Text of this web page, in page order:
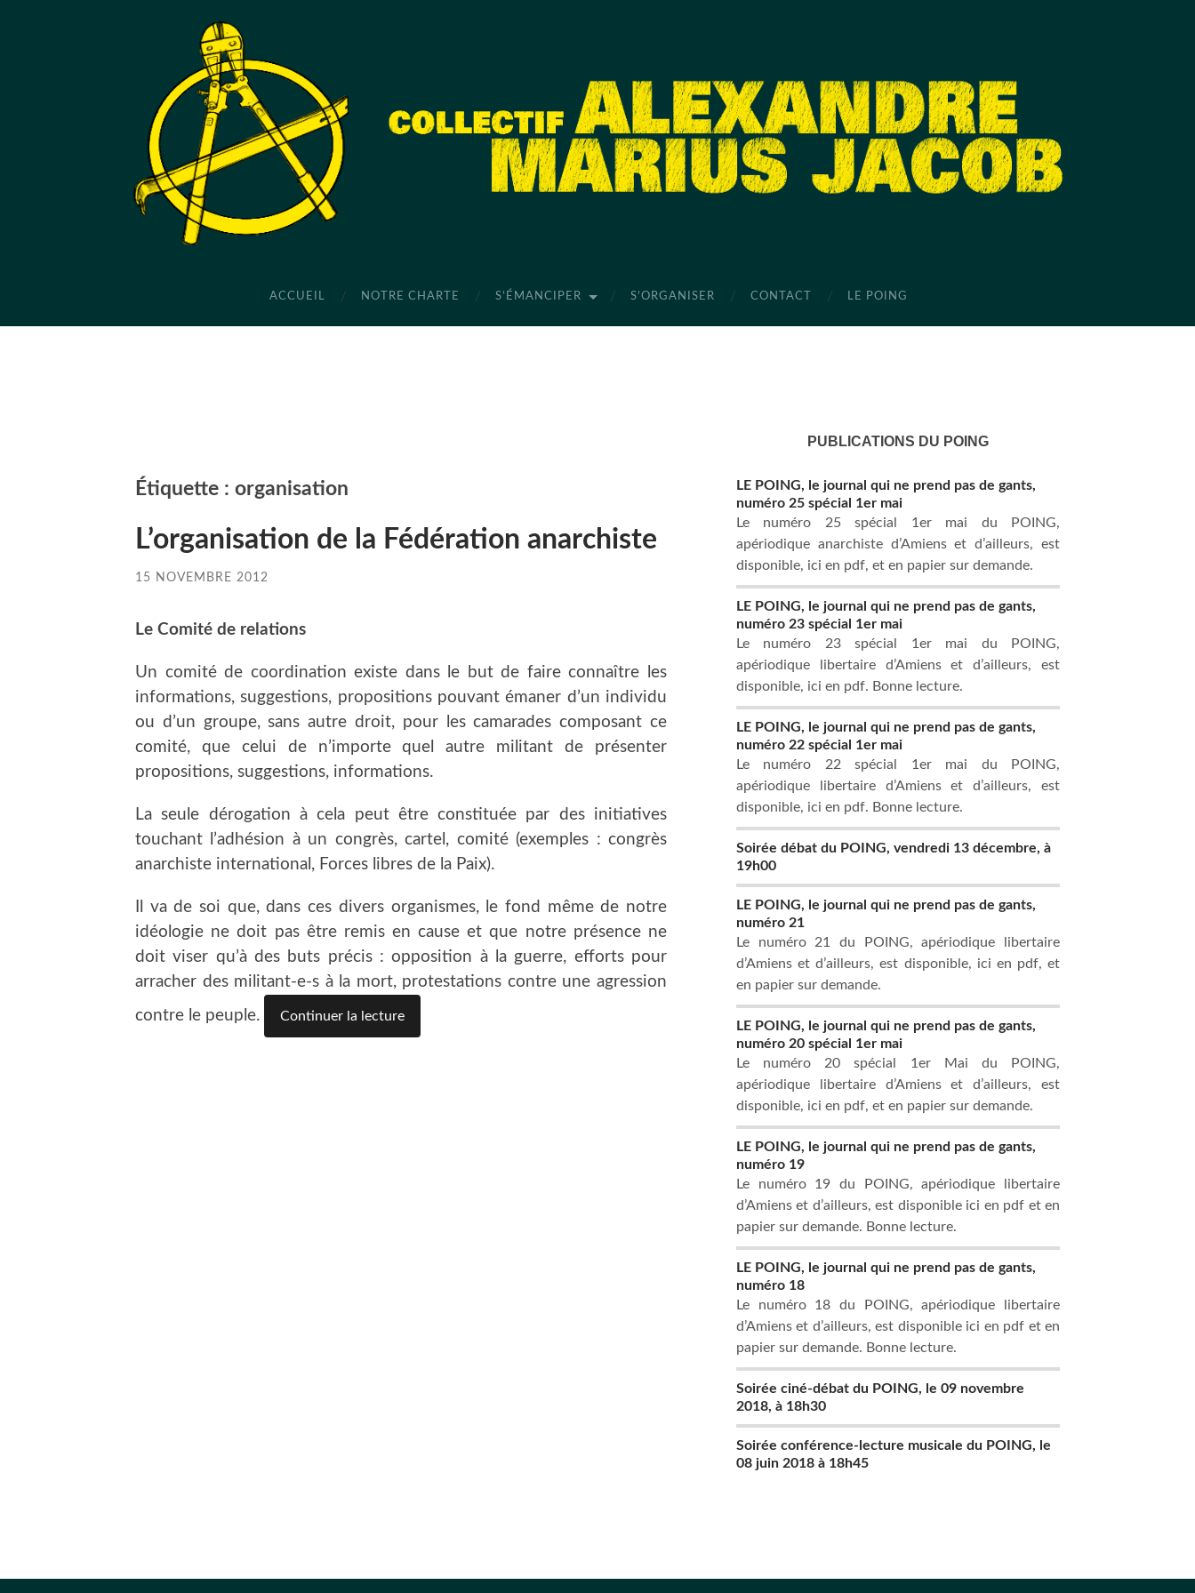
ACCUEIL NOTRE CHARTE S’ÉMANCIPER S’ORGANISER CONTACT LE POING
Étiquette : organisation
L’organisation de la Fédération anarchiste
15 NOVEMBRE 2012
Le Comité de relations
Un comité de coordination existe dans le but de faire connaître les
informations, suggestions, propositions pouvant émaner d’un individu
ou d’un groupe, sans autre droit, pour les camarades composant ce
comité, que celui de n’importe quel autre militant de présenter
propositions, suggestions, informations.
La seule dérogation à cela peut être constituée par des initiatives
touchant l’adhésion à un congrès, cartel, comité (exemples : congrès
anarchiste international, Forces libres de la Paix).
Il va de soi que, dans ces divers organismes, le fond même de notre
idéologie ne doit pas être remis en cause et que notre présence ne
doit viser qu’à des buts précis : opposition à la guerre, efforts pour
arracher des militant-e-s à la mort, protestations contre une agression
contre le peuple.
Continuer la lecture
PUBLICATIONS DU POING
LE POING, le journal qui ne prend pas de gants,
numéro 25 spécial 1er mai
Le numéro 25 spécial 1er mai du POING,
apériodique anarchiste d’Amiens et d’ailleurs, est
disponible, ici en pdf, et en papier sur demande.
LE POING, le journal qui ne prend pas de gants,
numéro 23 spécial 1er mai
Le numéro 23 spécial 1er mai du POING,
apériodique libertaire d’Amiens et d’ailleurs, est
disponible, ici en pdf. Bonne lecture.
LE POING, le journal qui ne prend pas de gants,
numéro 22 spécial 1er mai
Le numéro 22 spécial 1er mai du POING,
apériodique libertaire d’Amiens et d’ailleurs, est
disponible, ici en pdf. Bonne lecture.
Soirée débat du POING, vendredi 13 décembre, à
19h00
LE POING, le journal qui ne prend pas de gants,
numéro 21
Le numéro 21 du POING, apériodique libertaire
d’Amiens et d’ailleurs, est disponible, ici en pdf, et
en papier sur demande.
LE POING, le journal qui ne prend pas de gants,
numéro 20 spécial 1er mai
Le numéro 20 spécial 1er Mai du POING,
apériodique libertaire d’Amiens et d’ailleurs, est
disponible, ici en pdf, et en papier sur demande.
LE POING, le journal qui ne prend pas de gants,
numéro 19
Le numéro 19 du POING, apériodique libertaire
d’Amiens et d’ailleurs, est disponible ici en pdf et en
papier sur demande. Bonne lecture.
LE POING, le journal qui ne prend pas de gants,
numéro 18
Le numéro 18 du POING, apériodique libertaire
d’Amiens et d’ailleurs, est disponible ici en pdf et en
papier sur demande. Bonne lecture.
Soirée ciné-débat du POING, le 09 novembre
2018, à 18h30
Soirée conférence-lecture musicale du POING, le
08 juin 2018 à 18h45